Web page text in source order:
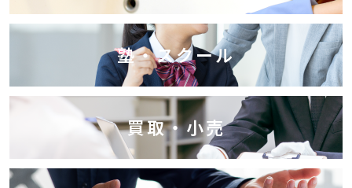
塾・スクール
買取・小売